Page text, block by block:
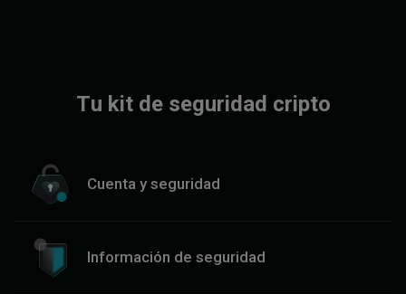
Tu kit de seguridad cripto
Cuenta y seguridad
Información de seguridad